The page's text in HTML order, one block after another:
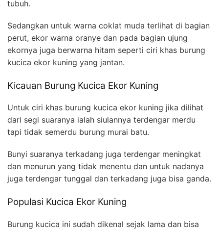
tubuh.
Sedangkan untuk warna coklat muda terlihat di bagian
perut, ekor warna oranye dan pada bagian ujung
ekornya juga berwarna hitam seperti ciri khas burung
kucica ekor kuning yang jantan.
Kicauan Burung Kucica Ekor Kuning
Untuk ciri khas burung kucica ekor kuning jika dilihat
dari segi suaranya ialah siulannya terdengar merdu
tapi tidak semerdu burung murai batu.
Bunyi suaranya terkadang juga terdengar meningkat
dan menurun yang tidak menentu dan untuk nadanya
juga terdengar tunggal dan terkadang juga bisa ganda.
Populasi Kucica Ekor Kuning
Burung kucica ini sudah dikenal sejak lama dan bisa